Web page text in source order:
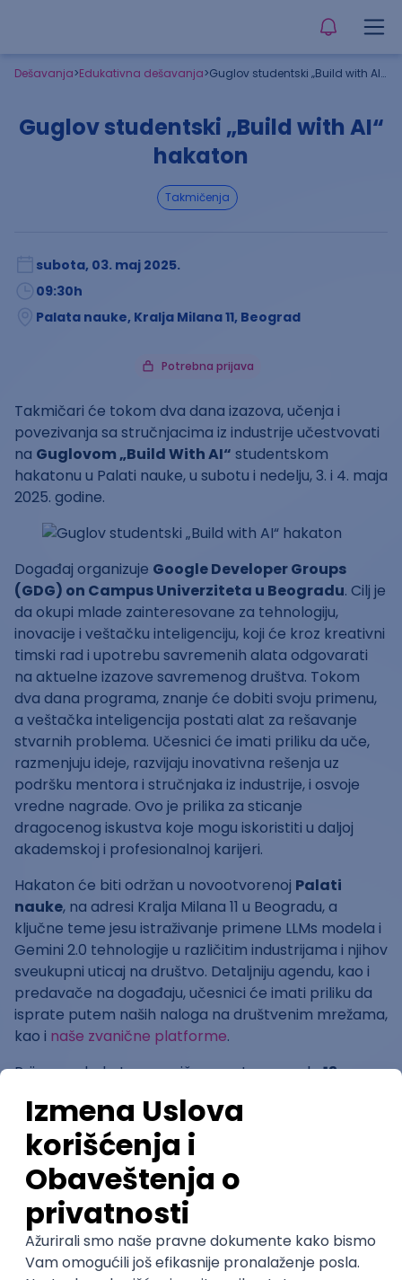
Dešavanja>Edukativna dešavanja> Guglov studentski „Build with AI“ hakaton
Guglov studentski „Build with AI“
hakaton
takmičenja
subota, 03. maj 2025.
09:30h
Palata nauke, Kralja Milana 11, Beograd
Potrebna prijava
Takmičari će tokom dva dana izazova, učenja i
povezivanja sa stručnjacima iz industrije učestvovati
na Guglovom „Build With AI“ studentskom
hakatonu u Palati nauke, u subotu i nedelju, 3. i 4. maja
2025. godine.
Događaj organizuje Google Developer Groups
(GDG) on Campus Univerziteta u Beogradu. Cilj je
da okupi mlade zainteresovane za tehnologiju,
inovacije i veštačku inteligenciju, koji će kroz kreativni
timski rad i upotrebu savremenih alata odgovarati
na aktuelne izazove savremenog društva. Tokom
dva dana programa, znanje će dobiti svoju primenu,
a veštačka inteligencija postati alat za rešavanje
stvarnih problema. Učesnici će imati priliku da uče,
razmenjuju ideje, razvijaju inovativna rešenja uz
podršku mentora i stručnjaka iz industrije, i osvoje
vredne nagrade. Ovo je prilika za sticanje
dragocenog iskustva koje mogu iskoristiti u daljoj
akademskoj i profesionalnoj karijeri.
Hakaton će biti održan u novootvorenoj Palati
nauke, na adresi Kralja Milana 11 u Beogradu, a
ključne teme jesu istraživanje primene LLMs modela i
Gemini 2.0 tehnologije u različitim industrijama i njihov
sveukupni uticaj na društvo. Detaljniju agendu, kao i
predavače na događaju, učesnici će imati priliku da
isprate putem naših naloga na društvenim mrežama,
kao i naše zvanične platforme.
Prijave za hakaton zvanično su otvorene do13.
Studenti su pozvani da se prijave bilo da imaju tim ili
su radoznali pojedinci, jer timove sastavljamo i od
individualnih prijava! Ne propusti priliku da budeš deo
zajednice koja menja svet tehnologije! Prijavi se,
poveži se i napravi razliku – jer upravo tvoje ideje
mogu pokrenuti sledeću veliku promenu.
Osiguraj svoje mesto i prijavi se(klik na dugme